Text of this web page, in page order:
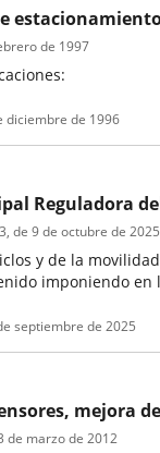
de 1997
diciembre de 1996
Reguladora
y de la
imponiendo
, de 9 de octubre de 2025
septiembre de 2025
mejora
de marzo de 2012